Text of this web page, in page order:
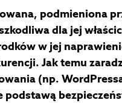
podmieniona
dla jej
w jej
Jak temu
(np.
podstawą